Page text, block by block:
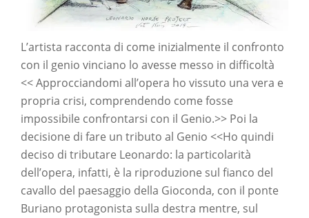
L’artista racconta di come inizialmente il confronto
con il genio vinciano lo avesse messo in difficoltà
<< Approcciandomi all’opera ho vissuto una vera e
propria crisi, comprendendo come fosse
impossibile confrontarsi con il Genio.>> Poi la
decisione di fare un tributo al Genio <<Ho quindi
deciso di tributare Leonardo: la particolarità
dell’opera, infatti, è la riproduzione sul fianco del
cavallo del paesaggio della Gioconda, con il ponte
Buriano protagonista sulla destra mentre, sul